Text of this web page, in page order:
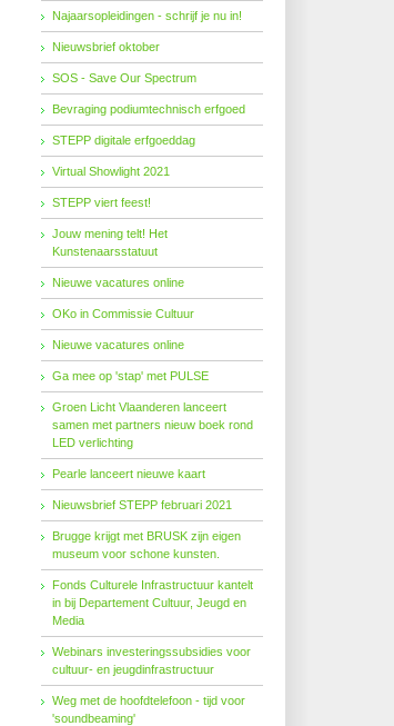
Najaarsopleidingen - schrijf je nu in!
Nieuwsbrief oktober
SOS - Save Our Spectrum
Bevraging podiumtechnisch erfgoed
STEPP digitale erfgoeddag
Virtual Showlight 2021
STEPP viert feest!
Jouw mening telt! Het
Kunstenaarsstatuut
Nieuwe vacatures online
OKo in Commissie Cultuur
Nieuwe vacatures online
Ga mee op 'stap' met PULSE
Groen Licht Vlaanderen lanceert
samen met partners nieuw boek rond
LED verlichting
Pearle lanceert nieuwe kaart
Nieuwsbrief STEPP februari 2021
Brugge krijgt met BRUSK zijn eigen
museum voor schone kunsten.
Fonds Cul­tu­re­le In­fra­struc­tuur kan­telt
in bij De­par­te­ment Cul­tuur, Jeugd en
Me­dia
Webinars investeringssubsidies voor
cultuur- en jeugdinfrastructuur
Weg met de hoofdtelefoon - tijd voor
'soundbeaming'